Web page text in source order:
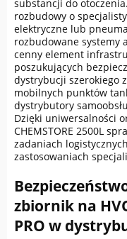
substancji do
rozbudowy o
elektryczne lub
rozbudowane systemy
cenny element
poszukujących
dystrybucji szerokiego
mobilnych punktów
dystrybutory
Dzięki uniwersalności
CHEMSTORE 2500L
zadaniach
zastosowaniach
zbiornik na
PRO w